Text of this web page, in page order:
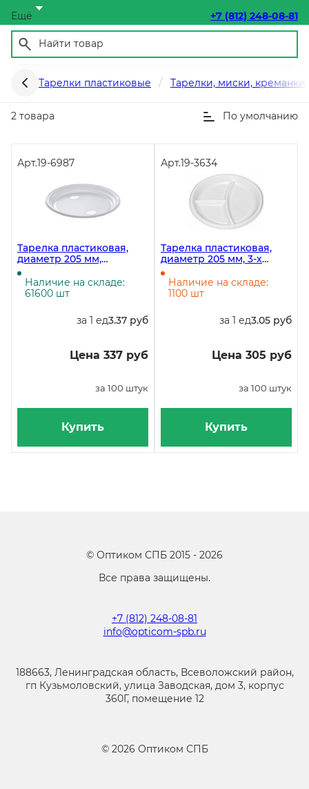
Ещё +7 (812) 248-08-81
Тарелки пластиковые Тарелки, миски, креманки
Тарелки пластиковые d 205 pp,ps
2 товара По умолчанию
Арт.19-6987
Тарелка пластиковая,
диаметр 205 мм,
полипропилен, белая,
100 штук
Наличие на складе:
61600 шт
за 1 ед3.37 руб
Цена 337 руб
за 100 штук
Купить
Арт.19-3634
Тарелка пластиковая,
диаметр 205 мм, 3-х
секционная, белая, 100
штук
Наличие на складе:
1100 шт
за 1 ед3.05 руб
Цена 305 руб
за 100 штук
Купить
© Оптиком СПБ 2015 - 2026
Все права защищены.
+7 (812) 248-08-81
info@opticom-spb.ru
188663, Ленинградская область, Всеволожский район,
гп Кузьмоловский, улица Заводская, дом 3, корпус
360Г, помещение 12
© 2026 Оптиком СПБ